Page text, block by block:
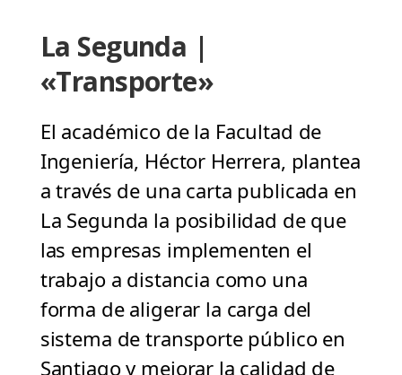
La Segunda |
«Transporte»
El académico de la Facultad de
Ingeniería, Héctor Herrera, plantea
a través de una carta publicada en
La Segunda la posibilidad de que
las empresas implementen el
trabajo a distancia como una
forma de aligerar la carga del
sistema de transporte público en
Santiago y mejorar la calidad de